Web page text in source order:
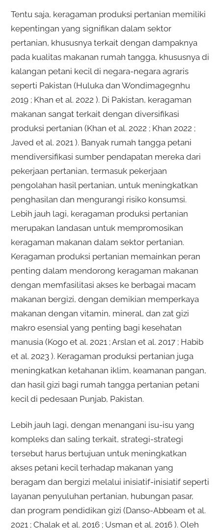
Tentu saja, keragaman produksi pertanian memiliki
kepentingan yang signifikan dalam sektor
pertanian, khususnya terkait dengan dampaknya
pada kualitas makanan rumah tangga, khususnya di
kalangan petani kecil di negara-negara agraris
seperti Pakistan (Huluka dan Wondimagegnhu
2019 ; Khan et al. 2022 ). Di Pakistan, keragaman
makanan sangat terkait dengan diversifikasi
produksi pertanian (Khan et al. 2022 ; Khan 2022 ;
Javed et al. 2021 ). Banyak rumah tangga petani
mendiversifikasi sumber pendapatan mereka dari
pekerjaan pertanian, termasuk pekerjaan
pengolahan hasil pertanian, untuk meningkatkan
penghasilan dan mengurangi risiko konsumsi.
Lebih jauh lagi, keragaman produksi pertanian
merupakan landasan untuk mempromosikan
keragaman makanan dalam sektor pertanian.
Keragaman produksi pertanian memainkan peran
penting dalam mendorong keragaman makanan
dengan memfasilitasi akses ke berbagai macam
makanan bergizi, dengan demikian memperkaya
makanan dengan vitamin, mineral, dan zat gizi
makro esensial yang penting bagi kesehatan
manusia (Kogo et al. 2021 ; Arslan et al. 2017 ; Habib
et al. 2023 ). Keragaman produksi pertanian juga
meningkatkan ketahanan iklim, keamanan pangan,
dan hasil gizi bagi rumah tangga pertanian petani
kecil di pedesaan Punjab, Pakistan.
Lebih jauh lagi, dengan menangani isu-isu yang
kompleks dan saling terkait, strategi-strategi
tersebut harus bertujuan untuk meningkatkan
akses petani kecil terhadap makanan yang
beragam dan bergizi melalui inisiatif-inisiatif seperti
layanan penyuluhan pertanian, hubungan pasar,
dan program pendidikan gizi (Danso-Abbeam et al.
2021 ; Chalak et al. 2016 ; Usman et al. 2016 ). Oleh